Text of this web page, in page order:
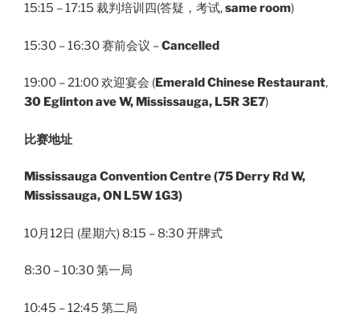
15:15 – 17:15 裁判培训四(答疑，考试,same room)
15:30 – 16:30 赛前会议 –Cancelled
19:00 – 21:00 欢迎宴会 (Emerald Chinese Restaurant,
30 Eglinton ave W, Mississauga, L5R 3E7)
比赛地址
Mississauga Convention Centre (75 Derry Rd W,
Mississauga, ON L5W 1G3)
10月12日 (星期六) 8:15 – 8:30 开牌式
8:30 – 10:30 第一局
10:45 – 12:45 第二局